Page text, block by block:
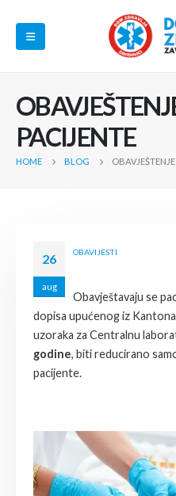
PACIJENTE
HOME BLOG
26
aug
OBAVIJESTI
Obavještavaju se
dopisa upućenog iz
uzoraka za Centralnu
godine, biti reducirano
pacijente.